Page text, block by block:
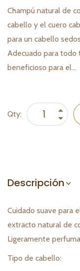
Champú natural de
cabello y el cuero
para un cabello
Adecuado para todo
beneficioso para el...
Qty:
Descripción
Cuidado suave para
extracto natural de
Ligeramente
Tipo de cabello: